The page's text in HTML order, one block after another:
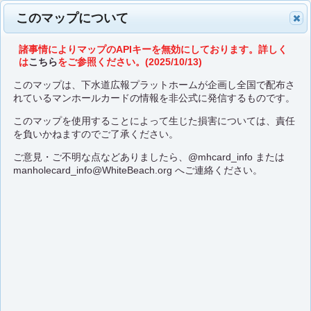
このマップについて
諸事情によりマップのAPIキーを無効にしております。詳しく
はこちらをご参照ください。(2025/10/13)
このマップは、下水道広報プラットホームが企画し全国で配布さ
れているマンホールカードの情報を非公式に発信するものです。
このマップを使用することによって生じた損害については、責任
を負いかねますのでご了承ください。
ご意見・ご不明な点などありましたら、 @mhcard_infoまたは
manholecard_info@WhiteBeach.org へご連絡ください。